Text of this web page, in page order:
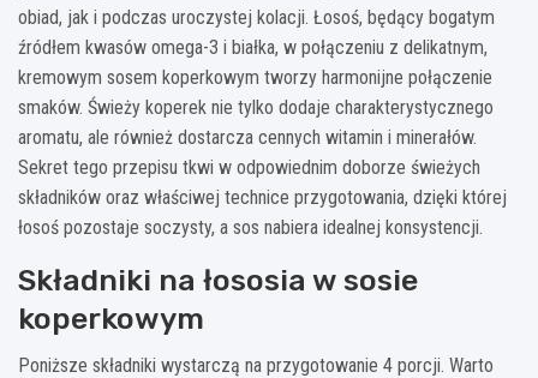
obiad, jak i podczas uroczystej kolacji. Łosoś, będący bogatym
źródłem kwasów omega-3 i białka, w połączeniu z delikatnym,
kremowym sosem koperkowym tworzy harmonijne połączenie
smaków. Świeży koperek nie tylko dodaje charakterystycznego
aromatu, ale również dostarcza cennych witamin i minerałów.
Sekret tego przepisu tkwi w odpowiednim doborze świeżych
składników oraz właściwej technice przygotowania, dzięki której
łosoś pozostaje soczysty, a sos nabiera idealnej konsystencji.
Składniki na łososia w sosie
koperkowym
Poniższe składniki wystarczą na przygotowanie 4 porcji. Warto